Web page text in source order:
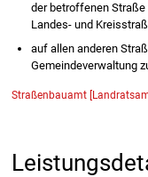
der betroffenen Straße
Landes- und
auf allen anderen
Gemeindeverwaltung
Straßenbauamt